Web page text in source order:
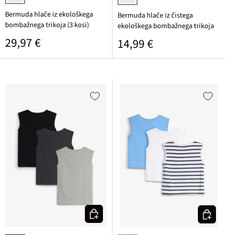
svetlo siva melirana + antracitna melirana + črna
Bermuda hlače iz ekološkega
bombažnega trikoja (3 kosi)
Običajna cena
29,97 €
črna potiskana
Bermuda hlače iz čistega
ekološkega bombažnega trikoja
Običajna cena
14,99 €
Izberi varianto Izberi